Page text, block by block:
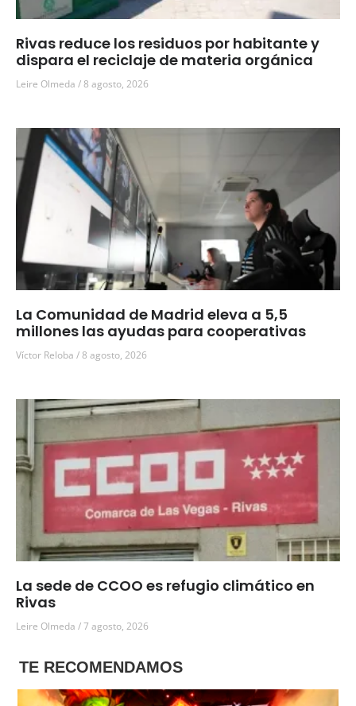
Rivas reduce los residuos por habitante y
dispara el reciclaje de materia orgánica
Leire Olmeda 8 agosto, 2026
La Comunidad de Madrid eleva a 5,5
millones las ayudas para cooperativas
Víctor Reloba 8 agosto, 2026
La sede de CCOO es refugio climático en
Rivas
Leire Olmeda 7 agosto, 2026
TE RECOMENDAMOS